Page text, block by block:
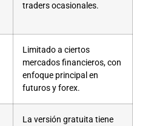
traders ocasionales.
Limitado a ciertos
mercados financieros, con
enfoque principal en
futuros y forex.
La versión gratuita tiene